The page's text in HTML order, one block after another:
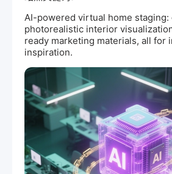
AI-powered virtual home staging:
photorealistic interior
ready marketing materials, all for
inspiration.